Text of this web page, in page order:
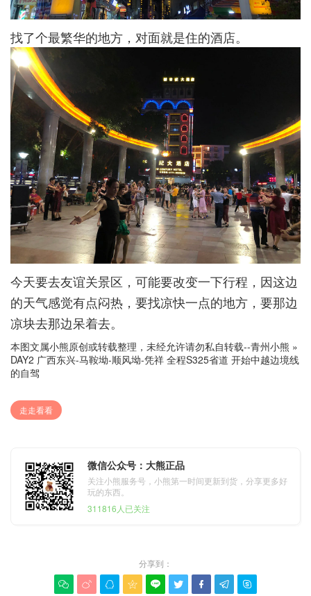
找了个最繁华的地方，对面就是住的酒店。
今天要去友谊关景区，可能要改变一下行程，因这边
的天气感觉有点闷热，要找凉快一点的地方，要那边
凉块去那边呆着去。
本图文属小熊原创或转载整理，未经允许请勿私自转载--青州小熊 »
DAY2 广西东兴-马鞍坳-顺风坳-凭祥 全程S325省道 开始中越边境线
的自驾
走走看看
微信公众号：大熊正品
关注小熊服务号，小熊第一时间更新到货，分享更多好
玩的东西。
311816人已关注
分享到：
        